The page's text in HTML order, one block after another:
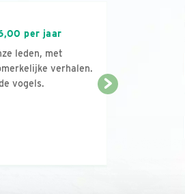
per jaar
leden, met
verhalen.
vogels.